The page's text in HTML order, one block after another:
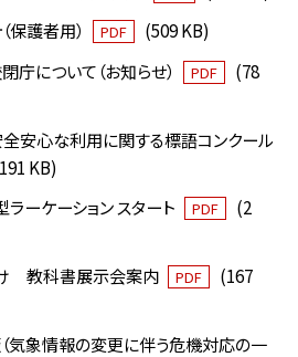
保護者用）
PDF
(509 KB)
庁について（お知らせ）
PDF
(78
全安心な利用に関する標語コンクール
KB)
ラーケーション スタート
PDF
(2
教科書展示会案内
PDF
(167
気象情報の変更に伴う危機対応の一